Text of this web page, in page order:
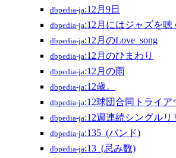
dbpedia-ja:12月9日
dbpedia-ja:12月にはジャズを聴
dbpedia-ja:12月のLove_song
dbpedia-ja:12月のひまわり
dbpedia-ja:12月の雨
dbpedia-ja:12歳。
dbpedia-ja:12球団合同トライア
dbpedia-ja:12週連続シングルリ
dbpedia-ja:135_(バンド)
dbpedia-ja:13_(忌み数)